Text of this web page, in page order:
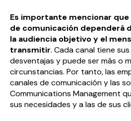
Es importante mencionar que
de comunicación dependerá
la audiencia objetivo y el
transmitir. Cada canal tiene
desventajas y puede ser más o
circunstancias. Por tanto, las
canales de comunicación y las
Communications Management
sus necesidades y a las de sus